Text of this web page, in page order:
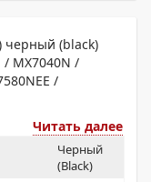
черный (black)
/ MX7040N /
/
Читать далее
Черный
(Black)